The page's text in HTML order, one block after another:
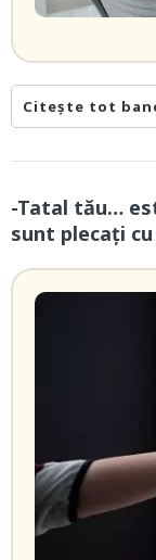
Citește tot
-Tatal tău…
sunt plecați